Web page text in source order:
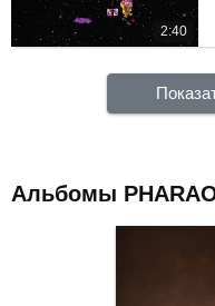
2:40
Альбомы